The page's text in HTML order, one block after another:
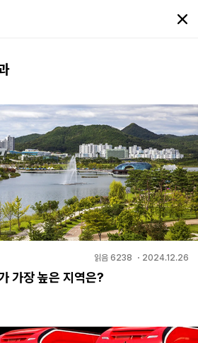
읽음 6238 ・ 2024.12.26
가장 높은 지역은?